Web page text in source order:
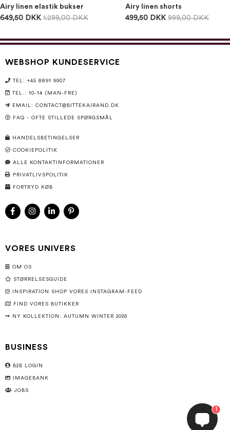
Airy linen elastik bukser
649,50 DKK 1.299,00 DKK
Airy linen shorts
499,50 DKK 999,00 DKK
WEBSHOP KUNDESERVICE
TEL: +45 8891 9907
TEL.: 10-14 (MAN-FRE)
EMAIL: CONTACT@BITTEKAIRAND.DK
FAQ - OFTE STILLEDE SPØRGSMÅL
HANDELSBETINGELSER
COOKIEPOLITIK
ALLE KONTAKTINFORMATIONER
PRIVATLIVSPOLITIK
FORTRYD KØB
VORES UNIVERS
OM OS
STØRRELSESGUIDE
INSPIRATION SHOP VORES INSTAGRAM-FEED
FIND VORES BUTIKKER
NY KOLLEKTION: AUTUMN WINTER 2026
BUSINESS
B2B LOGIN
IMAGEBANK
JOBS
1